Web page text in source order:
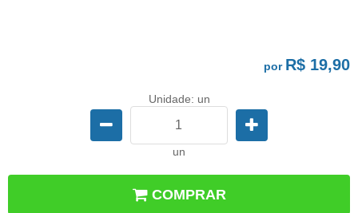
por R$ 19,90
Unidade: un
un
COMPRAR